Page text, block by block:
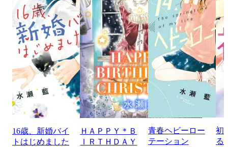
16歳、新婚バイ
トはじめました
ＨＡＰＰＹ＊Ｂ
ＩＲＴＨＤＡＹ
青春ヘビーロー
テーション
初
る